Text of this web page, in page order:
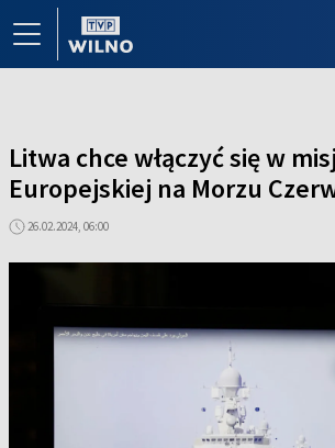
Litwa chce włączyć się w
Europejskiej na Morzu
26.02.2024, 06:00